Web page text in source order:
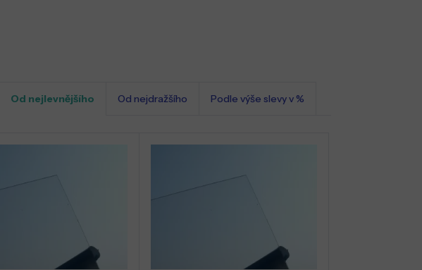
Od nejlevnějšího Od nejdražšího Podle výše slevy v %